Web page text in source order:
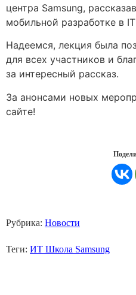
центра Samsung,
мобильной разработке в
Надеемся, лекция была
для всех участников и
за интересный рассказ.
За анонсами новых
сайте!
Рубрика: Новости
Теги: ИТ Школа Samsung